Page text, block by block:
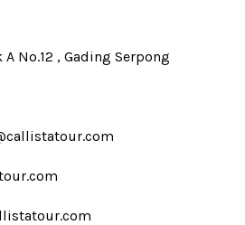
No.12 , Gading Serpong